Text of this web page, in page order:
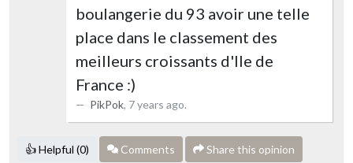
boulangerie du 93 avoir une telle
place dans le classement des
meilleurs croissants d'Ile de
France :)
PikPok, 7 years ago.
👍 Helpful (0) Comments Share this opinion